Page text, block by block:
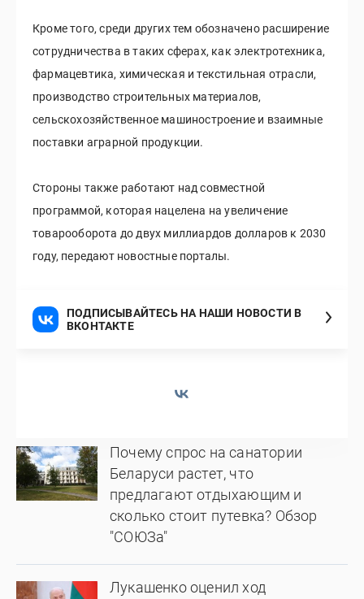
Кроме того, среди других тем обозначено расширение
сотрудничества в таких сферах, как электротехника,
фармацевтика, химическая и текстильная отрасли,
производство строительных материалов,
сельскохозяйственное машиностроение и взаимные
поставки аграрной продукции.
Стороны также работают над совместной
программой, которая нацелена на увеличение
товарооборота до двух миллиардов долларов к 2030
году, передают новостные порталы.
ПОДПИСЫВАЙТЕСЬ НА НАШИ НОВОСТИ В
ВКОНТАКТЕ
Почему спрос на санатории
Беларуси растет, что
предлагают отдыхающим и
сколько стоит путевка? Обзор
"СОЮЗа"
Лукашенко оценил ход